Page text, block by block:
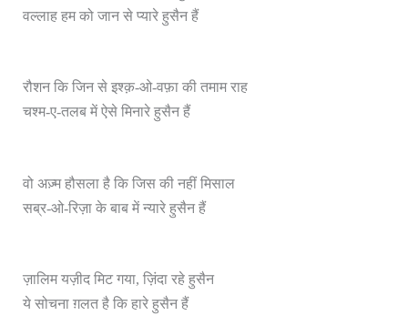
वल्लाह हम को जान से प्यारे हुसैन हैं
रौशन कि जिन से इश्क़-ओ-वफ़ा की तमाम राह
चश्म-ए-तलब में ऐसे मिनारे हुसैन हैं
वो अज़्म हौसला है कि जिस की नहीं मिसाल
सब्र-ओ-रिज़ा के बाब में न्यारे हुसैन हैं
ज़ालिम यज़ीद मिट गया, ज़िंदा रहे हुसैन
ये सोचना ग़लत है कि हारे हुसैन हैं